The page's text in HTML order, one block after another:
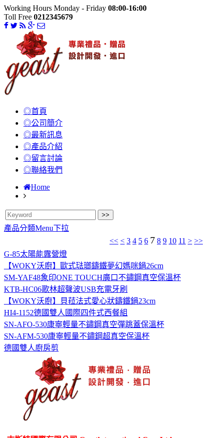
Working Hours Monday - Friday 08:00-16:00
Toll Free 0212345679
◎首頁
◎公司簡介
◎最新訊息
◎產品介紹
◎留言討論
◎聯絡我們
Home
產品分類Menu下拉
<< < 3 4 5 6 7 8 9 10 11 > >>
G-85太陽能露營燈
【WOKY沃廚】歐式琺瑯鑄鐵夢幻媽咪鍋26cm
SM-YAF48象印ONE TOUCH廣口不鏽鋼真空保溫杯
KTB-HC06歌林超聲波USB充電牙刷
【WOKY沃廚】貝菈法式愛心狀鑄鐵鍋23cm
HI4-1152德國雙人國際四件式西餐組
SN-AFO-530康寧輕量不鏽鋼真空彈跳蓋保溫杯
SN-AFM-530康寧輕量不鏽鋼超真空保溫杯
德國雙人廚房剪